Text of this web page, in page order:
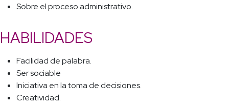
Sobre el proceso administrativo.
HABILIDADES
Facilidad de palabra.
Ser sociable
Iniciativa en la toma de decisiones.
Creatividad.